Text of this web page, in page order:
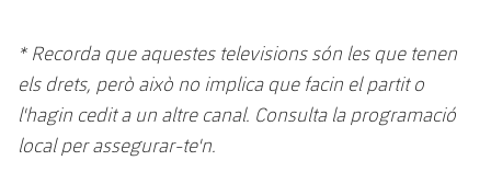
Palmarès
Història
Entrades
Resultats
Actualitat
Calendari
Resultats
Base
plusicon
més
Actualitat
Barça C
Campus Estiu
* Recorda que aquestes televisions són les que tenen
els drets, però això no implica que facin el partit o
l'hagin cedit a un altre canal. Consulta la programació
local per assegurar-te'n.